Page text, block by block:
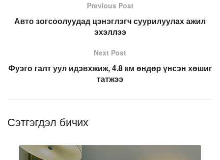
Previous Post
Авто зогсоолуудад цэнэглэгч суурилуулах ажил
эхэллээ
Next Post
Фуэго галт уул идэвхжиж, 4.8 км өндөр үнсэн хөшиг
татжээ
Сэтгэгдэл бичих